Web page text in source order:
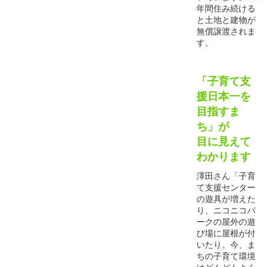
年間住み続ける
と土地と建物が
無償譲渡されま
す。
「子育て支
援日本一を
目指すま
ち」が
目に見えて
わかります
澤田さん「子育
て支援センター
の遊具が増えた
り、ニコニコパ
ークの屋外の遊
び場に屋根が付
いたり。今、ま
ちの子育て環境